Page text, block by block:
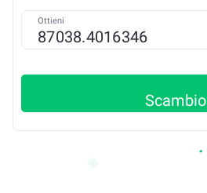
Ottieni
Scambio